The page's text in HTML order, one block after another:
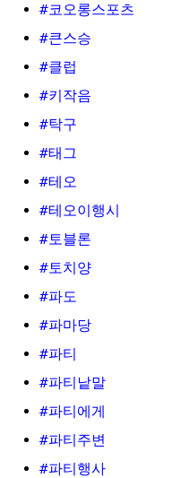
#코오롱스포츠
#큰스승
#클럽
#키작음
#탁구
#태그
#테오
#테오이행시
#토블론
#토치양
#파도
#파마당
#파티
#파티낱말
#파티에게
#파티주변
#파티행사